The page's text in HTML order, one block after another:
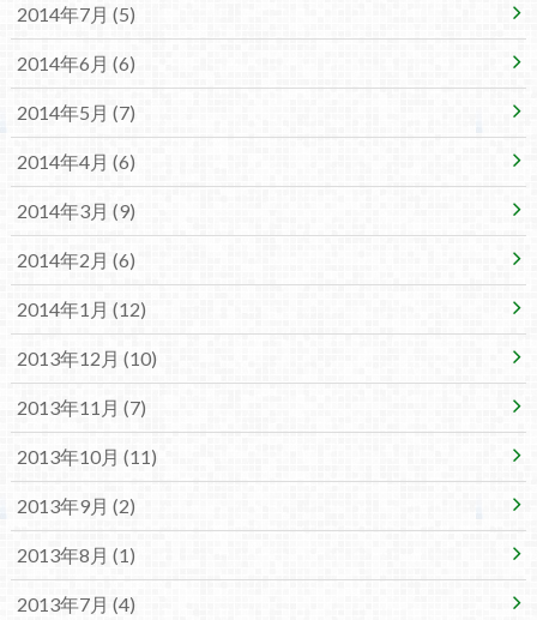
2014年7月 (5)
2014年6月 (6)
2014年5月 (7)
2014年4月 (6)
2014年3月 (9)
2014年2月 (6)
2014年1月 (12)
2013年12月 (10)
2013年11月 (7)
2013年10月 (11)
2013年9月 (2)
2013年8月 (1)
2013年7月 (4)